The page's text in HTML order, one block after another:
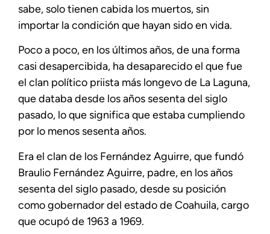
sabe, solo tienen cabida los muertos, sin
importar la condición que hayan sido en vida.
Poco a poco, en los últimos años, de una forma
casi desapercibida, ha desaparecido el que fue
el clan político priista más longevo de La Laguna,
que databa desde los años sesenta del siglo
pasado, lo que significa que estaba cumpliendo
por lo menos sesenta años.
Era el clan de los Fernández Aguirre, que fundó
Braulio Fernández Aguirre, padre, en los años
sesenta del siglo pasado, desde su posición
como gobernador del estado de Coahuila, cargo
que ocupó de 1963 a 1969.